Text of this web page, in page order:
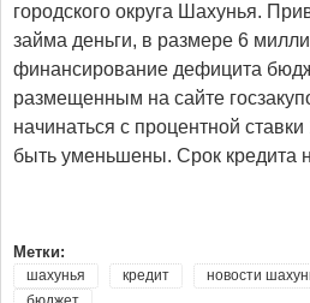
городского округа Шахунья.
займа деньги, в размере 6
финансирование дефицита
размещенным на сайте
начинаться с процентной
быть уменьшены. Срок кредита
Метки:
шахунья кредит новости